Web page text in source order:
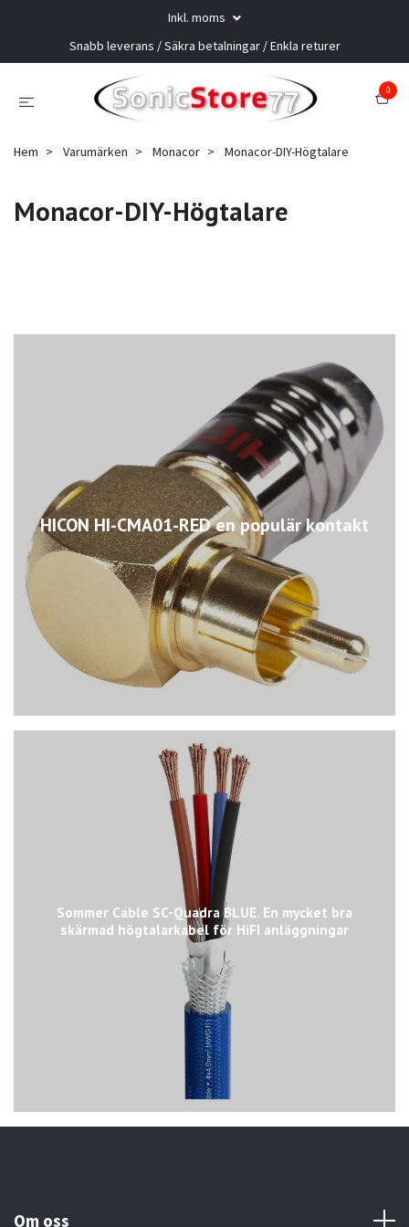
Inkl. moms
Snabb leverans / Säkra betalningar / Enkla returer
0
HICON HI-CMA01-RED en populär kontakt
Sommer Cable SC-Quadra BLUE. En mycket bra
skärmad högtalarkabel för HiFI anläggningar
Hem Varumärken Monacor Monacor-DIY-Högtalare
Monacor-DIY-Högtalare
Om oss